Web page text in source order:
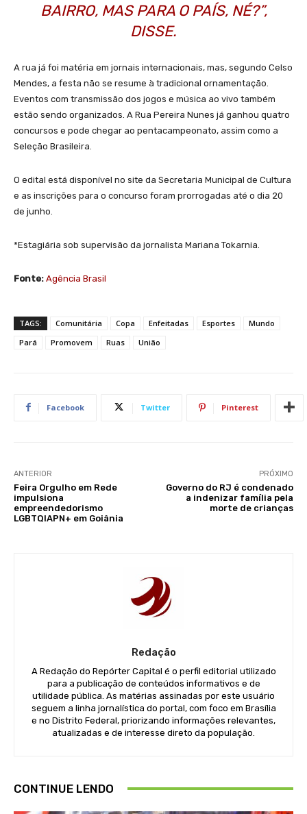
BAIRRO, MAS PARA O PAÍS, NÉ?”,
DISSE.
A rua já foi matéria em jornais internacionais, mas, segundo Celso
Mendes, a festa não se resume à tradicional ornamentação.
Eventos com transmissão dos jogos e música ao vivo também
estão sendo organizados. A Rua Pereira Nunes já ganhou quatro
concursos e pode chegar ao pentacampeonato, assim como a
Seleção Brasileira.
O edital está disponível no site da Secretaria Municipal de Cultura
e as inscrições para o concurso foram prorrogadas até o dia 20
de junho.
*Estagiária sob supervisão da jornalista Mariana Tokarnia.
Fonte: Agência Brasil
TAGS: Comunitária Copa Enfeitadas Esportes
Mundo
Pará
Promovem Ruas União
Facebook Twitter Pinterest
ANTERIOR
Feira Orgulho em Rede
impulsiona
empreendedorismo
LGBTQIAPN+ em Goiânia
PRÓXIMO
Governo do RJ é condenado
a indenizar família pela
morte de crianças
Redação
A Redação do Repórter Capital é o perfil editorial utilizado
para a publicação de conteúdos informativos e de
utilidade pública. As matérias assinadas por este usuário
seguem a linha jornalística do portal, com foco em Brasília
e no Distrito Federal, priorizando informações relevantes,
atualizadas e de interesse direto da população.
CONTINUE LENDO